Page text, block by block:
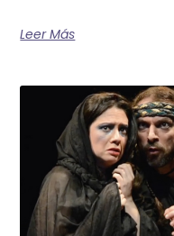
Leer Más